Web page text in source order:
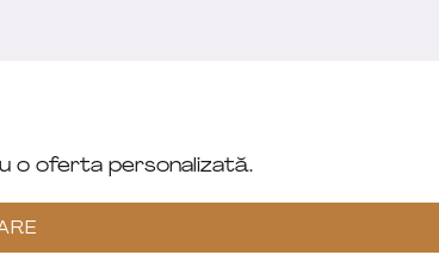
o oferta personalizată.